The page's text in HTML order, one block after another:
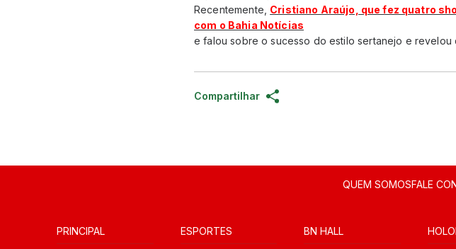
Recentemente, Cristiano Araújo, que fez quatro
com o Bahia Notícias
e falou sobre o sucesso do estilo sertanejo e revelou
Compartilhar
QUEM SOMOSFALE
PRINCIPAL ESPORTES BN HALL